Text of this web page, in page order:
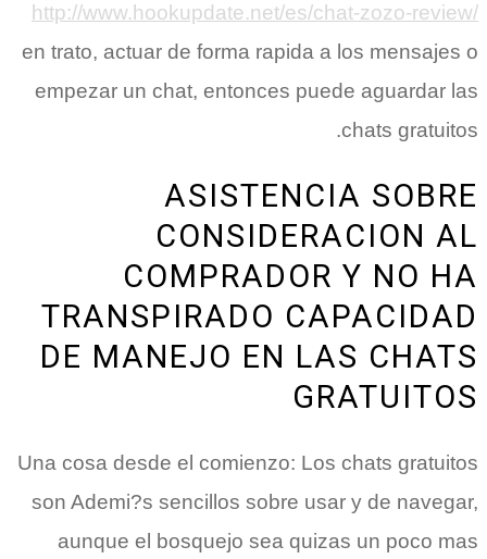
http://www.hookupdate.net/es/chat-zozo-review/
en trato, actuar de forma rapida a los mensajes o
empezar un chat, entonces puede aguardar las
chats gratuitos.
ASISTENCIA SOBRE
CONSIDERACION AL
COMPRADOR Y NO HA
TRANSPIRADO CAPACIDAD
DE MANEJO EN LAS CHATS
GRATUITOS
Una cosa desde el comienzo: Los chats gratuitos
son Ademi?s sencillos sobre usar y de navegar,
aunque el bosquejo sea quizas un poco mas